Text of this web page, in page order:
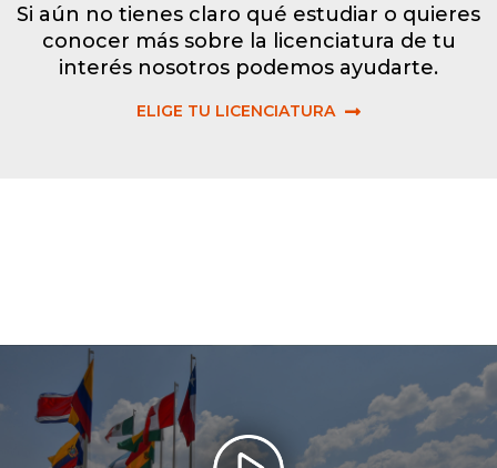
Si aún no tienes claro qué estudiar o quieres
conocer más sobre la licenciatura de tu
interés nosotros podemos ayudarte.
ELIGE TU LICENCIATURA